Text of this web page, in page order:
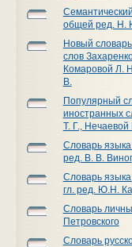
общей ред. Н.
Новый
слов
Комаровой Л.
В.
Популярный
иностранных
Т. Г.,
Словарь
ред. В. В.
Словарь языка
гл. ред. Ю.Н.
Словарь
Петровского
Словарь